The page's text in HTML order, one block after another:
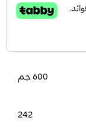
600 جم
242